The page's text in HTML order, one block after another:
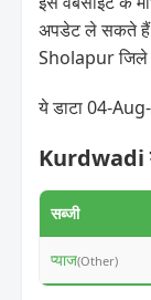
अपडेट ले सकते
Sholapur जिले
ये डाटा 04-
Kurdwadi
सब्जी
प्याज(Other)